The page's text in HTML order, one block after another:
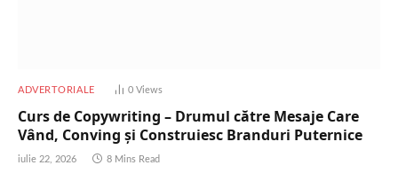
ADVERTORIALE 0 Views
Curs de Copywriting – Drumul către Mesaje Care
Vând, Conving și Construiesc Branduri Puternice
iulie 22, 2026 8 Mins Read